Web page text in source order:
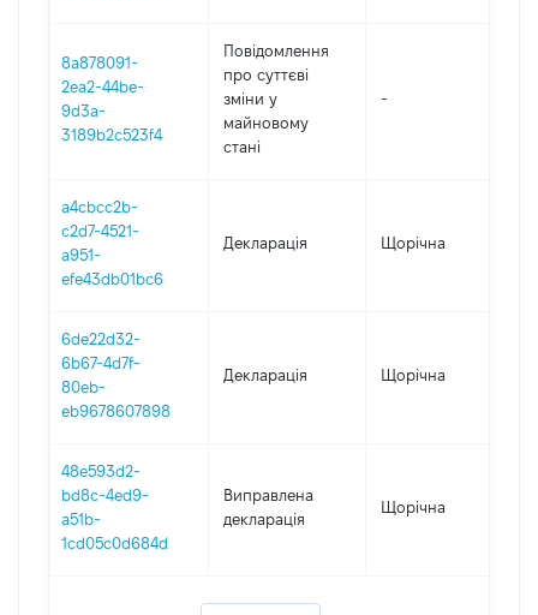
8a878091-
2ea2-44be-
9d3a-
3189b2c523f4
Повідомлення
про суттєві
зміни y
майновому
стані
-
a4cbcc2b-
c2d7-4521-
a951-
efe43db01bc6
Декларація Щорічна
6de22d32-
6b67-4d7f-
80eb-
eb9678607898
Декларація Щорічна
48e593d2-
bd8c-4ed9-
a51b-
1cd05c0d684d
Виправлена
декларація
Щорічна